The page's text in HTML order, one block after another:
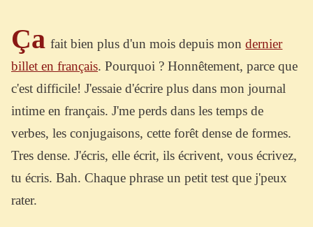
Ça fait bien plus d'un mois depuis mondernier
billet en français. Pourquoi ? Honnêtement, parce que
c'est difficile! J'essaie d'écrire plus dans mon journal
intime en français. J'me perds dans les temps de
verbes, les conjugaisons, cette forêt dense de formes.
Tres dense. J'écris, elle écrit, ils écrivent, vous écrivez,
tu écris. Bah. Chaque phrase un petit test que j'peux
rater.